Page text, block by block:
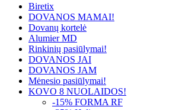
Biretix
DOVANOS MAMAI!
Dovanų kortelė
Alumier MD
Rinkinių pasiūlymai!
DOVANOS JAI
DOVANOS JAM
Mėnesio pasiūlymai!
KOVO 8 NUOLAIDOS!
-15% FORMA RF